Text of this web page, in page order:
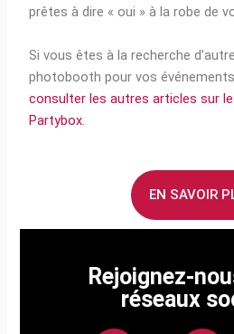
prêtes à dire « oui » à la robe de
Si vous êtes à la recherche
photobooth pour vos
consulter les autres articles sur
Partybox.
EN SAVOIR
Rejoignez-
réseaux